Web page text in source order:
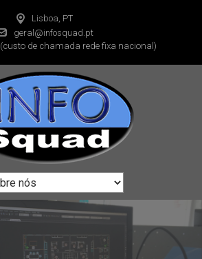
Lisboa, PT
geral@infosquad.pt
(custo de chamada rede fixa nacional)